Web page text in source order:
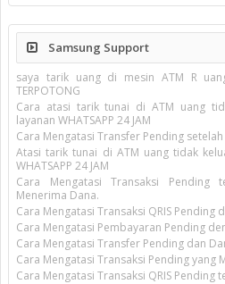
Samsung Support
saya tarik uang di mesin ATM R
TERPOTONG
Cara atasi tarik tunai di ATM uang
layanan WHATSAPP 24 JAM
Cara Mengatasi Transfer Pending
Atasi tarik tunai di ATM uang tidak
WHATSAPP 24 JAM
Cara Mengatasi Transaksi Pending
Menerima Dana.
Cara Mengatasi Transaksi QRIS Pending
Cara Mengatasi Pembayaran Pending
Cara Mengatasi Transfer Pending dan
Cara Mengatasi Transaksi Pending yang
Cara Mengatasi Transaksi QRIS Pending